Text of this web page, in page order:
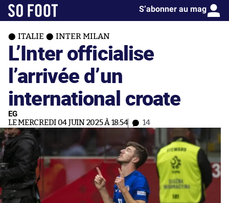
S’abonner au mag
ITALIE INTER MILAN
L’Inter officialise
l’arrivée d’un
international croate
EG
LE MERCREDI 04 JUIN 2025 À 18:54 14